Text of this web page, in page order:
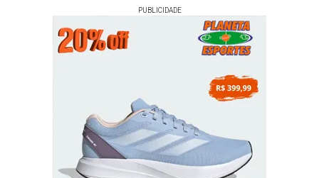
PUBLICIDADE